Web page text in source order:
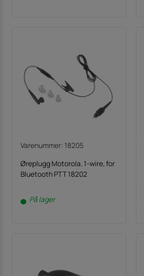
Varenummer: 18205
Øreplugg Motorola. 1-wire, for
Bluetooth PTT 18202
På lager